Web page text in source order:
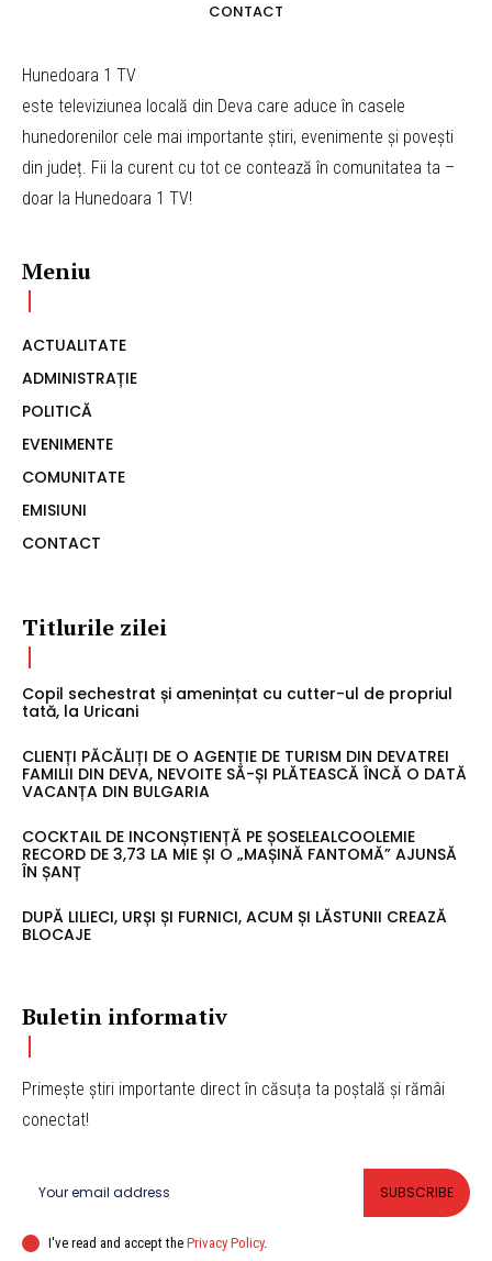
CONTACT
Hunedoara 1 TV
este televiziunea locală din Deva care aduce în casele
hunedorenilor cele mai importante știri, evenimente și povești
din județ. Fii la curent cu tot ce contează în comunitatea ta –
doar la Hunedoara 1 TV!
Meniu
ACTUALITATE
ADMINISTRAȚIE
POLITICĂ
EVENIMENTE
COMUNITATE
EMISIUNI
CONTACT
Titlurile zilei
Copil sechestrat și amenințat cu cutter-ul de propriul
tată, la Uricani
CLIENȚI PĂCĂLIȚI DE O AGENȚIE DE TURISM DIN DEVATREI
FAMILII DIN DEVA, NEVOITE SĂ-ȘI PLĂTEASCĂ ÎNCĂ O DATĂ
VACANȚA DIN BULGARIA
COCKTAIL DE INCONȘTIENȚĂ PE ȘOSELEALCOOLEMIE
RECORD DE 3,73 LA MIE ȘI O „MAȘINĂ FANTOMĂ” AJUNSĂ
ÎN ȘANȚ
DUPĂ LILIECI, URȘI ȘI FURNICI, ACUM ȘI LĂSTUNII CREAZĂ
BLOCAJE
Buletin informativ
Primește știri importante direct în căsuța ta poștală și rămâi
conectat!
SUBSCRIBE
I've read and accept the Privacy Policy.